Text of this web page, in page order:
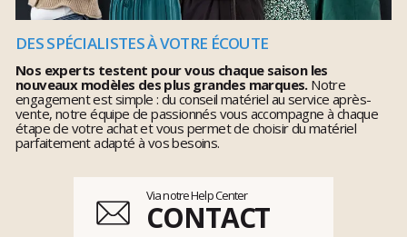
DES SPÉCIALISTES À VOTRE ÉCOUTE
Nos experts testent pour vous chaque saison les
nouveaux modèles des plus grandes marques.Notre
engagement est simple : du conseil matériel au service après-
vente, notre équipe de passionnés vous accompagne à chaque
étape de votre achat et vous permet de choisir du matériel
parfaitement adapté à vos besoins.
Via notre Help Center
CONTACT